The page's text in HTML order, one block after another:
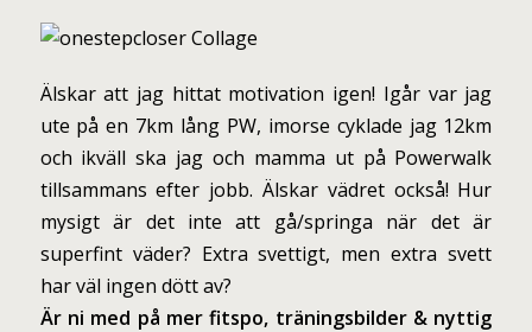
Älskar att jag hittat motivation igen! Igår var jag
ute på en 7km lång PW, imorse cyklade jag 12km
och ikväll ska jag och mamma ut på Powerwalk
tillsammans efter jobb. Älskar vädret också! Hur
mysigt är det inte att gå/springa när det är
superfint väder? Extra svettigt, men extra svett
har väl ingen dött av?
Är ni med på mer fitspo, träningsbilder & nyttig